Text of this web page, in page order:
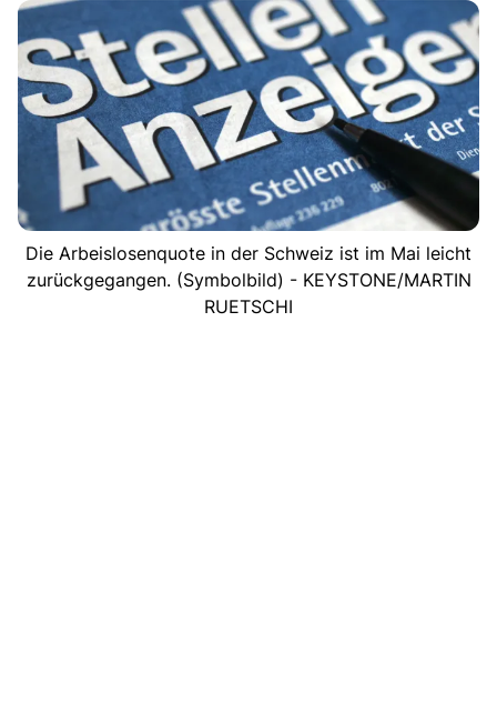
Die Arbeislosenquote in der Schweiz ist im Mai leicht
zurückgegangen. (Symbolbild) - KEYSTONE/MARTIN
RUETSCHI